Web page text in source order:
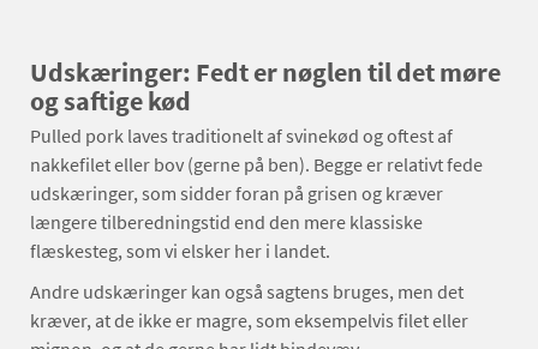
Udskæringer: Fedt er nøglen til det møre
og saftige kød
Pulled pork laves traditionelt af svinekød og oftest af
nakkefilet eller bov (gerne på ben). Begge er relativt fede
udskæringer, som sidder foran på grisen og kræver
længere tilberedningstid end den mere klassiske
flæskesteg, som vi elsker her i landet.
Andre udskæringer kan også sagtens bruges, men det
kræver, at de ikke er magre, som eksempelvis filet eller